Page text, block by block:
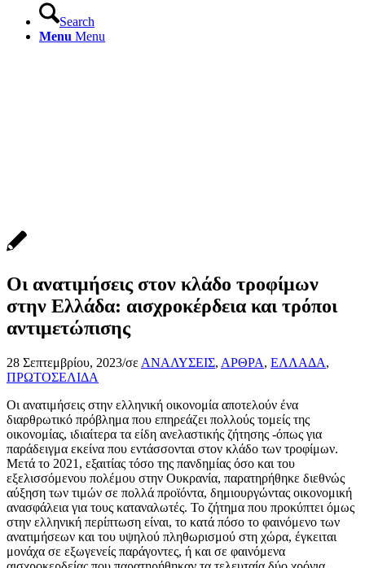
Search
Menu Menu
Οι ανατιμήσεις στον κλάδο τροφίμων
στην Ελλάδα: αισχροκέρδεια και τρόποι
αντιμετώπισης
28 Σεπτεμβρίου, 2023/σε ΑΝΑΛΥΣΕΙΣ, ΑΡΘΡΑ, ΕΛΛΑΔΑ,
ΠΡΩΤΟΣΕΛΙΔΑ
Οι ανατιμήσεις στην ελληνική οικονομία αποτελούν ένα
διαρθρωτικό πρόβλημα που επηρεάζει πολλούς τομείς της
οικονομίας, ιδιαίτερα τα είδη ανελαστικής ζήτησης -όπως για
παράδειγμα εκείνα που εντάσσονται στον κλάδο των τροφίμων.
Μετά το 2021, εξαιτίας τόσο της πανδημίας όσο και του
εξελισσόμενου πολέμου στην Ουκρανία, παρατηρήθηκε διεθνώς
αύξηση των τιμών σε πολλά προϊόντα, δημιουργώντας οικονομική
ανασφάλεια για τους καταναλωτές. Το ζήτημα που προκύπτει όμως
στην ελληνική περίπτωση είναι, το κατά πόσο το φαινόμενο των
ανατιμήσεων και του υψηλού πληθωρισμού στη χώρα, έγκειται
μονάχα σε εξωγενείς παράγοντες, ή και σε φαινόμενα